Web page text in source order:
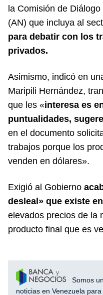
la Comisión de
(AN) que incluya al
para debatir con los
privados.
Asimismo, indicó en
Maripili Hernández,
que les «interesa es
puntualidades,
en el documento
trabajos porque los
venden en dólares».
Exigió al Gobierno
desleal» que existe
elevados precios de la
producto final que es
Somos
noticias en Venezuela